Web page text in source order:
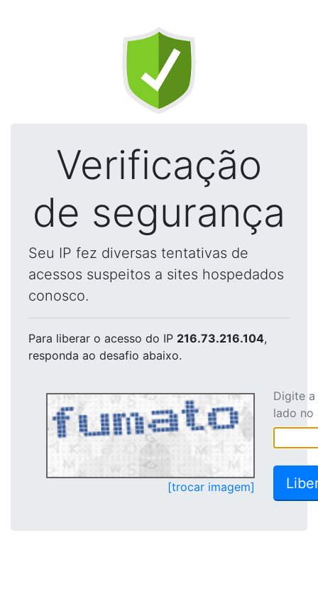
Verificação
de segurança
Seu IP fez diversas tentativas de
acessos suspeitos a sites hospedados
conosco.
Para liberar o acesso do IP 216.73.216.104,
responda ao desafio abaixo.
[trocar imagem]
Digite
lado no